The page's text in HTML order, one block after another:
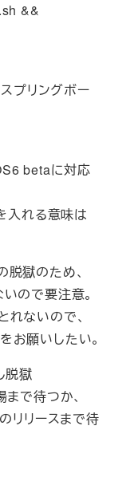
&&
プリングボー
betaに対応
入れる意味は
獄のため、
ので要注意。
れないので、
お願いしたい。
脱獄
で待つか、
リリースまで待